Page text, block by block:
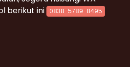
berikut ini
0838-5789-8495